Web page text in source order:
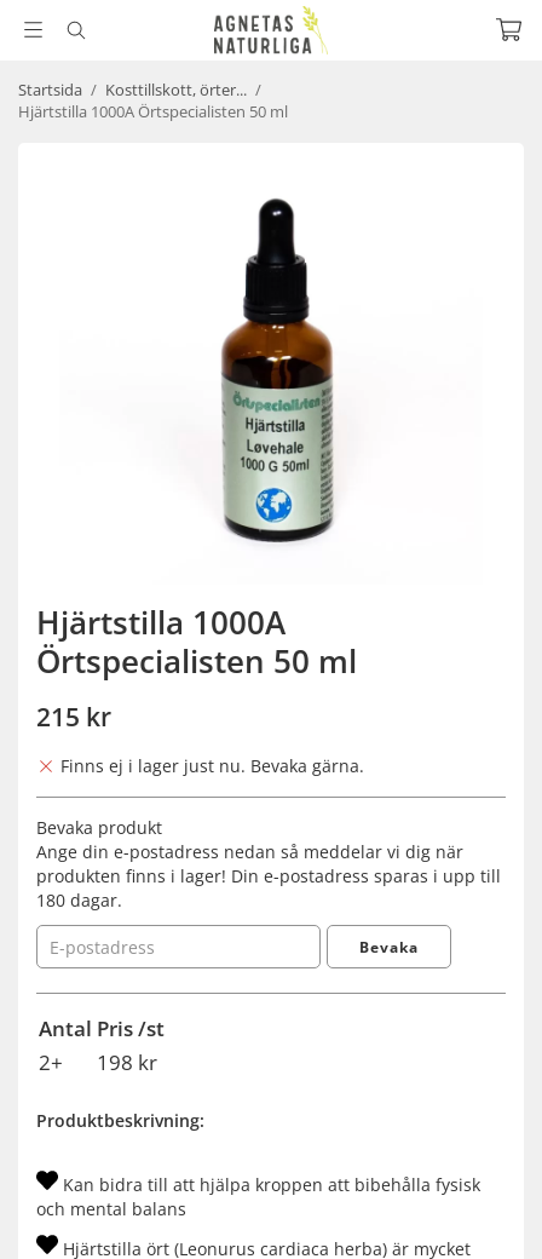
Startsida / Kosttillskott, örter... /
Hjärtstilla 1000A Örtspecialisten 50 ml
Hjärtstilla 1000A
Örtspecialisten 50 ml
215 kr
Finns ej i lager just nu. Bevaka gärna.
Bevaka produkt
Ange din e-postadress nedan så meddelar vi dig när
produkten finns i lager! Din e-postadress sparas i upp till
180 dagar.
Bevaka
Antal Pris /st
2+
198 kr
Produktbeskrivning:
Kan bidra till att hjälpa kroppen att bibehålla fysisk
och mental balans
Hjärtstilla ört (Leonurus cardiaca herba) är mycket